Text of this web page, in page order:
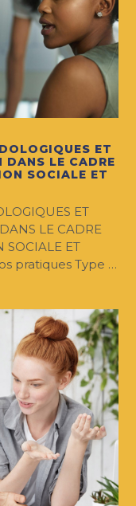
ET
DANS LE CADRE
SOCIALE ET
ET
LE CADRE
SOCIALE ET
pratiques Type …